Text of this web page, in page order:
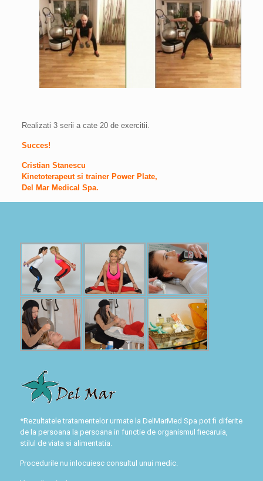
Realizati 3 serii a cate 20 de exercitii.
Succes!
Cristian Stanescu
Kinetoterapeut si trainer Power Plate,
Del Mar Medical Spa.
*Rezultatele tratamentelor urmate la DelMarMed Spa pot fi diferite
de la persoana la persoana in functie de organismul fiecaruia,
stilul de viata si alimentatia.
Procedurile nu inlocuiesc consultul unui medic.